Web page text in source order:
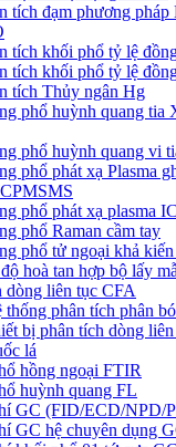
tích đạm phương pháp
tích khối phổ tỷ lệ
tích khối phổ tỷ lệ
tích Thủy ngân Hg
phổ huỳnh quang tia
phổ huỳnh quang vi
phổ phát xạ Plasma
phổ phát xạ plasma
phổ Raman cầm tay
phổ tử ngoại khả
hoà tan hợp bộ lấy
dòng liên tục CFA
thống phân tích phân
bị phân tích dòng
lá
hồng ngoại FTIR
huỳnh quang FL
GC (FID/ECD/NPD/
GC hệ chuyên dụng